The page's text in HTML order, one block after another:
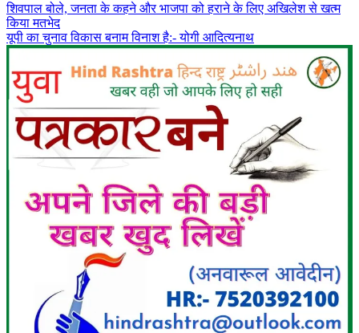
शिवपाल बोले, जनता के कहने और भाजपा को हराने के लिए अखिलेश से खत्म
किया मतभेद
यूपी का चुनाव विकास बनाम विनाश है:- योगी आदित्यनाथ